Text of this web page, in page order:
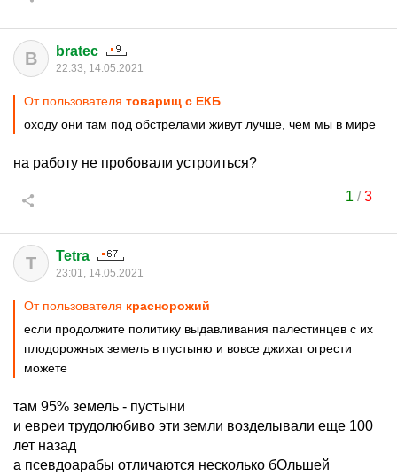
B bratec
22:33, 14.05.2021
От пользователя товарищ с ЕКБ
оходу они там под обстрелами живут лучше, чем мы в мире
на работу не пробовали устроиться?
1 /3
T Tetra
23:01, 14.05.2021
От пользователя краснорожий
если продолжите политику выдавливания палестинцев с их
плодорожных земель в пустыню и вовсе джихат огрести
можете
там 95% земель - пустыни
и евреи трудолюбиво эти земли возделывали еще 100
лет назад
а псевдоарабы отличаются несколько бОльшей